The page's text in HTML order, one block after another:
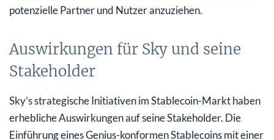
potenzielle Partner und Nutzer anzuziehen.
Auswirkungen für Sky und seine
Stakeholder
Sky’s strategische Initiativen im Stablecoin-Markt haben
erhebliche Auswirkungen auf seine Stakeholder. Die
Einführung eines Genius-konformen Stablecoins mit einer